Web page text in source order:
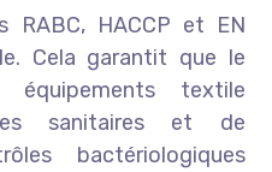
RABC, HACCP et EN
Cela garantit que le
équipements textile
sanitaires et de
bactériologiques